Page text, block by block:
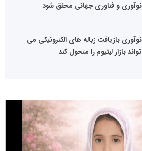
نوآوری و فناوری جهانی محقق شود
نوآوری بازیافت زباله های الکترونیکی می
تواند بازار لیتیوم را متحول کند